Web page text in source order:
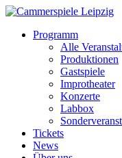
Programm
Alle
Produktionen
Gastspiele
Improtheater
Konzerte
Labbox
Tickets
News